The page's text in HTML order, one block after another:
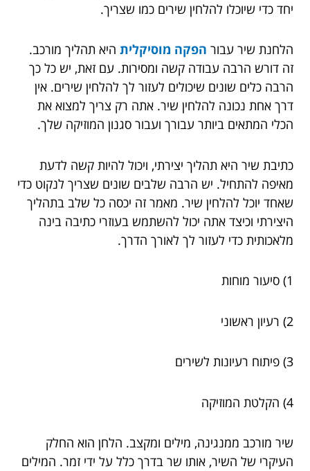
יחד כדי שיוכלו להלחין שירים כמו שצריך.
הלחנת שיר עבור הפקה מוסיקלית היא תהליך מורכב.
זה דורש הרבה עבודה קשה ומסירות. עם זאת, יש כל כך
הרבה כלים שונים שיכולים לעזור לך להלחין שירים. אין
דרך אחת נכונה להלחין שיר. אתה רק צריך למצוא את
הכלי המתאים ביותר עבורך ועבור סגנון המוזיקה שלך.
כתיבת שיר היא תהליך יצירתי, ויכול להיות קשה לדעת
מאיפה להתחיל. יש הרבה שלבים שונים שצריך לנקוט כדי
שאחד יוכל להלחין שיר. מאמר זה יכסה כל שלב בתהליך
היצירתי וכיצד אתה יכול להשתמש בעוזרי כתיבה בינה
מלאכותית כדי לעזור לך לאורך הדרך.
1) סיעור מוחות
2) רעיון ראשוני
3) פיתוח רעיונות לשירים
4) הקלטת המוזיקה
שיר מורכב ממנגינה, מילים ומקצב. הלחן הוא החלק
העיקרי של השיר, אותו שר בדרך כלל על ידי זמר. המילים